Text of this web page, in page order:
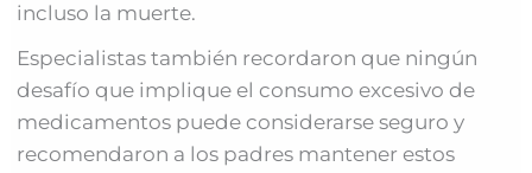
incluso la muerte.
Especialistas también recordaron que ningún
desafío que implique el consumo excesivo de
medicamentos puede considerarse seguro y
recomendaron a los padres mantener estos